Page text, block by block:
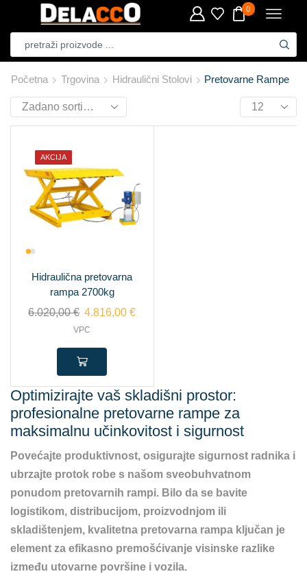
0
Početna Trgovina Hidraulični Stolovi Pretovarne Rampe
AKCIJA
Hidraulična pretovarna
rampa 2700kg
6.020,00€ 4.816,00€
VPC
Optimizirajte vaš skladišni prostor:
profesionalne pretovarne rampe za
maksimalnu učinkovitost i sigurnost
Povećajte produktivnost, osigurajte sigurnost radnika i
ubrzajte protok robe s našom sveobuhvatnom
ponudom pretovarnih rampi. Bilo da se bavite
logistikom, distribucijom, proizvodnjom ili
skladištenjem, kvalitetna pretovarna rampa ključan je
element za efikasno premošćivanje visinske razlike
između utovarne površine i vozila.